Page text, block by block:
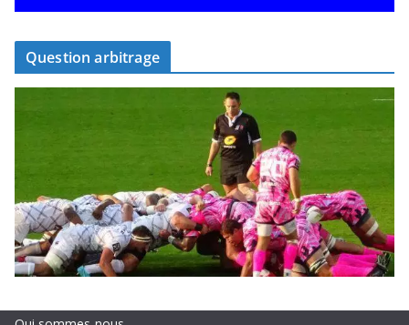
Question arbitrage